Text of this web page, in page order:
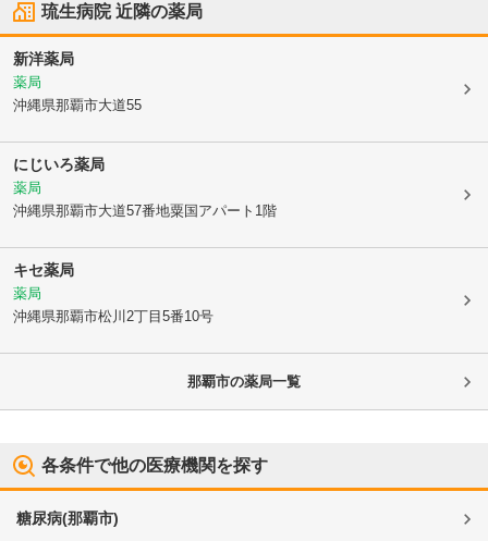
琉生病院近隣の薬局
新洋薬局
薬局
沖縄県那覇市大道55
にじいろ薬局
薬局
沖縄県那覇市大道57番地粟国アパート1階
キセ薬局
薬局
沖縄県那覇市松川2丁目5番10号
那覇市の薬局一覧
各条件で他の医療機関を探す
糖尿病(那覇市)